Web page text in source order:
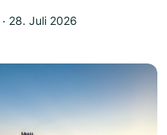
‧ 28. Juli 2026